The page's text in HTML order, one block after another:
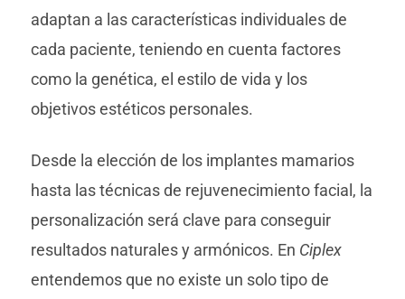
adaptan a las características individuales de
cada paciente, teniendo en cuenta factores
como la genética, el estilo de vida y los
objetivos estéticos personales.
Desde la elección de los implantes mamarios
hasta las técnicas de rejuvenecimiento facial, la
personalización será clave para conseguir
resultados naturales y armónicos. En Ciplex
entendemos que no existe un solo tipo de